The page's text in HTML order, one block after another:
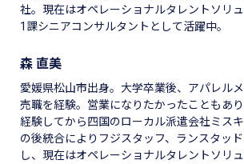
社。現在はオペレーショナルタレントソリ
1課シニアコンサルタントとして活躍中。
森 直美
愛媛県松山市出身。大学卒業後、アパレル
売職を経験。営業になりたかったこともあ
経験してから四国のローカル派遣会社ミス
の後統合によりフジスタッフ、ランスタッ
し、現在はオペレーショナルタレントソリ